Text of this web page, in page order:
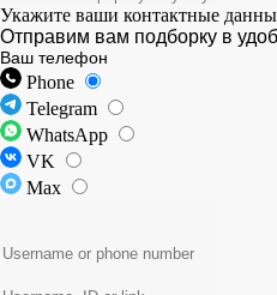
Укажите ваши контактные
Отправим вам подборку в
Ваш телефон
Phone
Telegram
WhatsApp
VK
Max